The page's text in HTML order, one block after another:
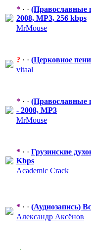
* · · (Православные
2008, MP3, 256 kbps
MrMouse
? · · (Церковное
vitaal
* · · (Православные
- 2008, MP3
MrMouse
* · · Грузинские
Kbps
Academic Crack
* · · (Аудиозапись)
Александр Аксёнов